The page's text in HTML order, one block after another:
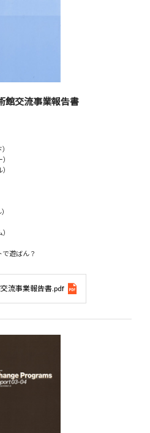
館交流事業報告書
遊ばん？
流事業報告書.pdf